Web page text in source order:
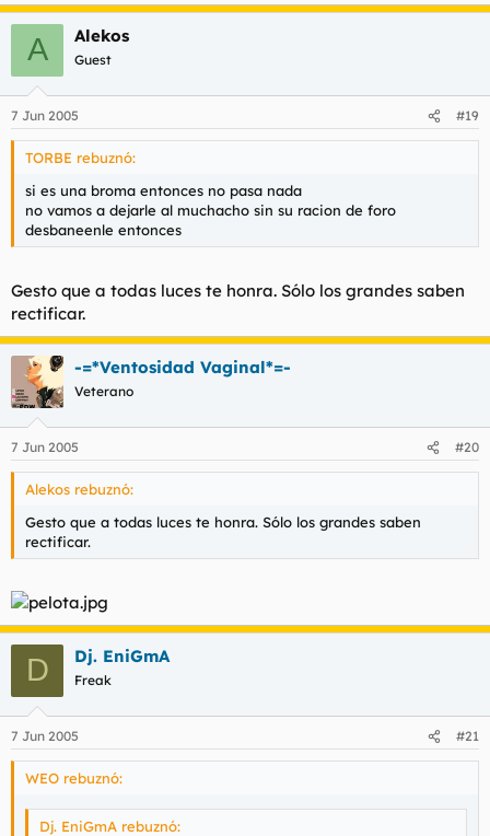
A Alekos
Guest
7 Jun 2005 #19
TORBE rebuznó:
si es una broma entonces no pasa nada
no vamos a dejarle al muchacho sin su racion de foro
desbaneenle entonces
Gesto que a todas luces te honra. Sólo los grandes saben
rectificar.
-=*Ventosidad Vaginal*=-
Veterano
7 Jun 2005 #20
Alekos rebuznó:
Gesto que a todas luces te honra. Sólo los grandes saben
rectificar.
D Dj. EniGmA
Freak
7 Jun 2005 #21
WEO rebuznó:
Dj. EniGmA rebuznó: